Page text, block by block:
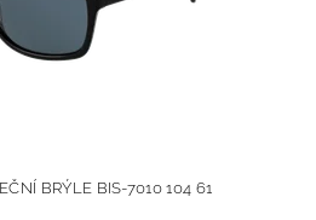
BRÝLE BIS-7010 104 61